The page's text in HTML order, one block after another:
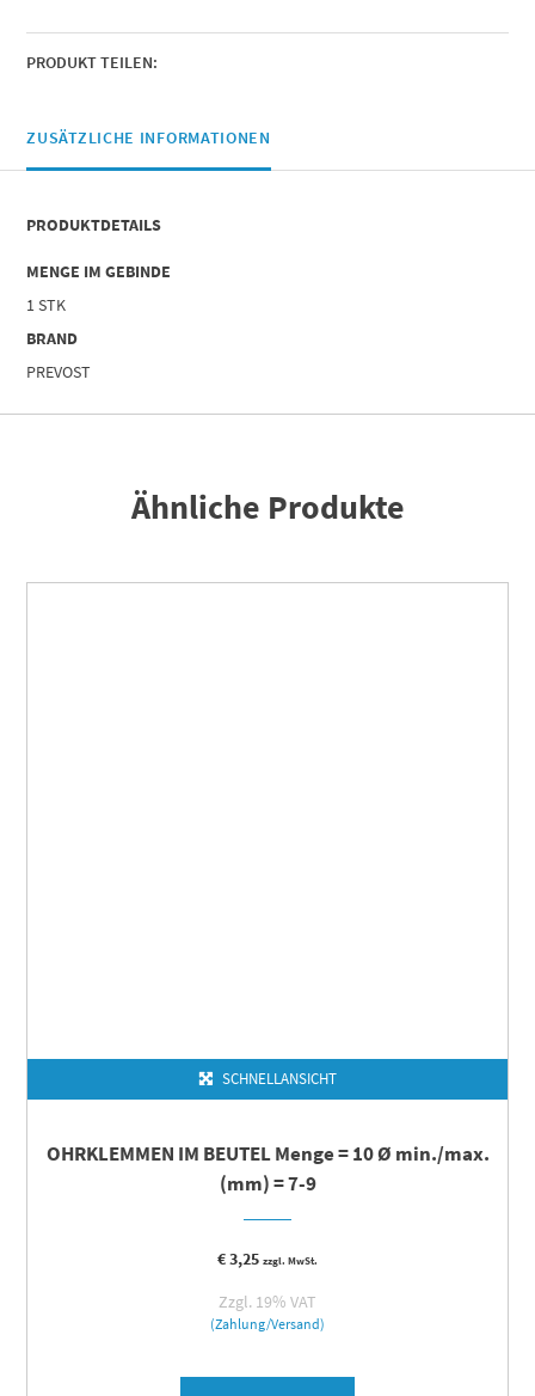
|
Menge
PRODUKT TEILEN:
ZUSÄTZLICHE INFORMATIONEN
PRODUKTDETAILS
MENGE IM GEBINDE
1 STK
BRAND
PREVOST
Ähnliche Produkte
SCHNELLANSICHT
OHRKLEMMEN IM BEUTEL Menge = 10 Ø min./max.
(mm) = 7-9
€3,25 zzgl. MwSt.
Zzgl. 19% VAT
(Zahlung/Versand)